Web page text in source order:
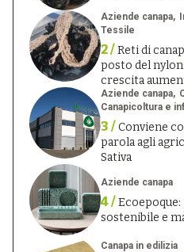
Aziende canapa
Tessile
2 /Reti di
posto del
crescita
Aziende canapa
Canapicoltura e
3 /Conviene
parola agli
Sativa
Aziende canapa
4 /Ecoepoque:
sostenibile e
Canapa in edilizia